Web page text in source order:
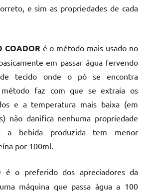
e sim as propriedades de cada
COADOR é o método mais usado no
em passar água fervendo
tecido onde o pó se encontra
método faz com que se extraia os
e a temperatura mais baixa (em
não danifica nenhuma propriedade
a bebida produzida tem menor
por 100ml.
é o preferido dos apreciadores da
máquina que passa água a 100